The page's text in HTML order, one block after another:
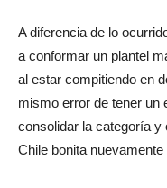
A diferencia de lo
a conformar un plantel
al estar compitiendo en
mismo error de tener un
consolidar la categoría y
Chile bonita